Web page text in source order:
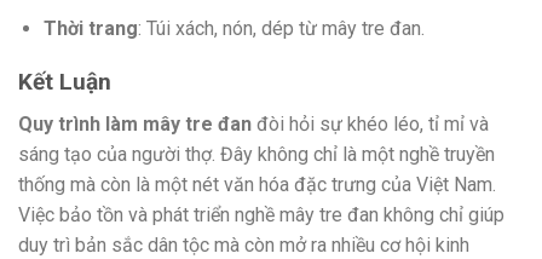
Thời trang: Túi xách, nón, dép từ mây tre đan.
Kết Luận
Quy trình làm mây tre đan đòi hỏi sự khéo léo, tỉ mỉ và
sáng tạo của người thợ. Đây không chỉ là một nghề truyền
thống mà còn là một nét văn hóa đặc trưng của Việt Nam.
Việc bảo tồn và phát triển nghề mây tre đan không chỉ giúp
duy trì bản sắc dân tộc mà còn mở ra nhiều cơ hội kinh